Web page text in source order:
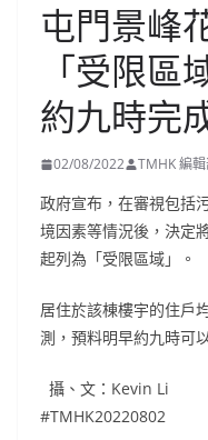
屯門景峰
「受限區
約九時完
02/08/2022 TMHK 編
政府宣布，在審視包括
境因素等情況後，決定
起列為「受限區域」。
居住於該棟樓宇的住戶
測，預料明早約九時可
攝、文：Kevin Li
#TMHK20220802